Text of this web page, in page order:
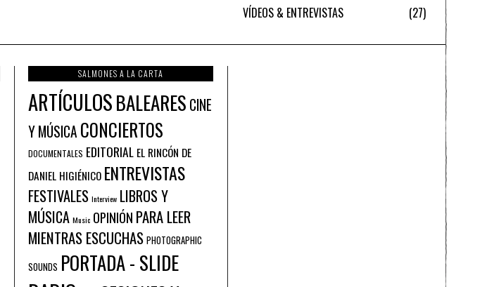
VÍDEOS & ENTREVISTAS
27
SALMONES A LA CARTA
ARTÍCULOSBALEARES CINE
Y MÚSICA CONCIERTOS
DOCUMENTALES EDITORIAL EL RINCÓN DE
DANIEL HIGIÉNICO ENTREVISTAS
FESTIVALES Interview LIBROS Y
MÚSICA Music OPINIÓN PARA LEER
MIENTRAS ESCUCHAS PHOTOGRAPHIC
SOUNDS PORTADA - SLIDE